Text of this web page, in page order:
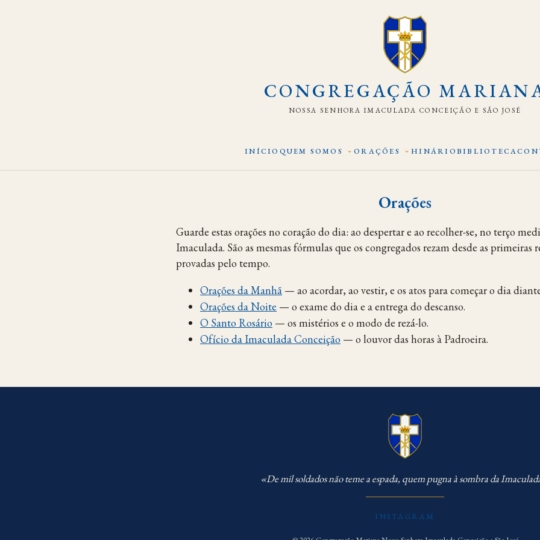
CONGREGAÇÃO
NOSSA SENHORA IMACULADA CONCEIÇÃO E SÃO JOSÉ
INÍCIO QUEM SOMOS ORAÇÕES HINÁRIOBIBLIOTECA
Orações
Guarde estas orações no coração do dia: ao despertar e ao recolher-se, no terço
Imaculada. São as mesmas fórmulas que os congregados rezam desde as
provadas pelo tempo.
Orações da Manhã — ao acordar, ao vestir, e os atos para começar o dia
Orações da Noite — o exame do dia e a entrega do descanso.
O Santo Rosário — os mistérios e o modo de rezá-lo.
Ofício da Imaculada Conceição — o louvor das horas à Padroeira.
«De mil soldados não teme a espada, quem pugna à sombra da
INSTAGRAM